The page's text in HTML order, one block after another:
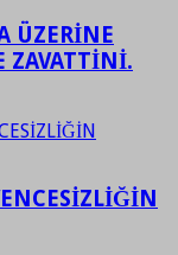
ÜZERİNE
ZAVATTİNİ.